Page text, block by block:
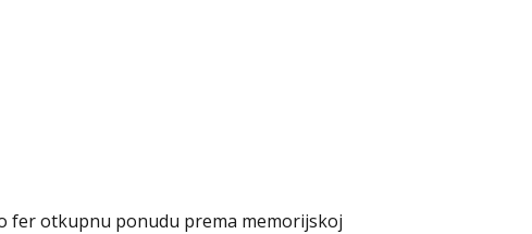
fer otkupnu ponudu prema memorijskoj